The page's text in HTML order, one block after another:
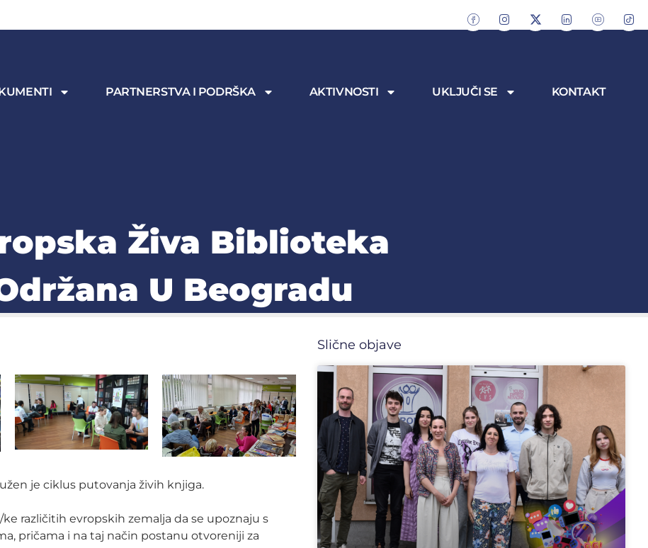
PARTNERSTVA I PODRŠKA AKTIVNOSTI UKLJUČI SE KONTAKT
Živa Biblioteka
U Beogradu
je ciklus putovanja živih knjiga.
različitih evropskih zemalja da se upoznaju s
pričama i na taj način postanu otvoreniji za
Slične objave